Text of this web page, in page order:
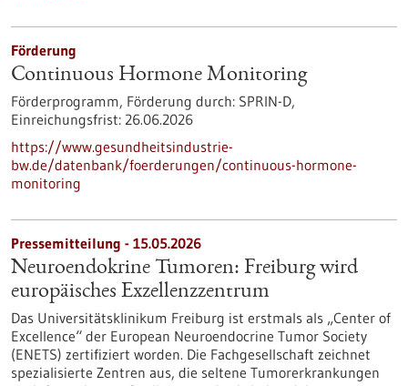
Förderung
Continuous Hormone Monitoring
Förderprogramm, Förderung durch: SPRIN-D,
Einreichungsfrist: 26.06.2026
https://www.gesundheitsindustrie-
bw.de/datenbank/foerderungen/continuous-hormone-
monitoring
Pressemitteilung - 15.05.2026
Neuroendokrine Tumoren: Freiburg wird
europäisches Exzellenzzentrum
Das Universitätsklinikum Freiburg ist erstmals als „Center of
Excellence“ der European Neuroendocrine Tumor Society
(ENETS) zertifiziert worden. Die Fachgesellschaft zeichnet
spezialisierte Zentren aus, die seltene Tumorerkrankungen